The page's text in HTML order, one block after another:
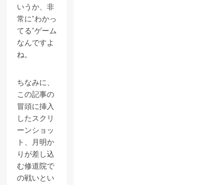
いうか、非
常に”わかっ
てる”ゲーム
なんですよ
ね。
ちなみに、
この記事の
冒頭に挿入
したスクリ
ーンショッ
ト、月明か
りが差し込
む修道院で
の戦いとい